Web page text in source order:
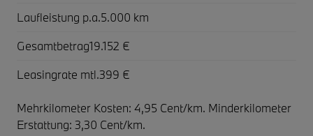
Laufleistung p.a.5.000 km
Gesamtbetrag19.152 €
Leasingrate mtl.399 €
Mehrkilometer Kosten: 4,95 Cent/km. Minderkilometer
Erstattung: 3,30 Cent/km.